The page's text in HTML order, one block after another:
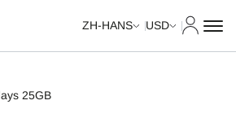
ZH-HANS USD
25GB